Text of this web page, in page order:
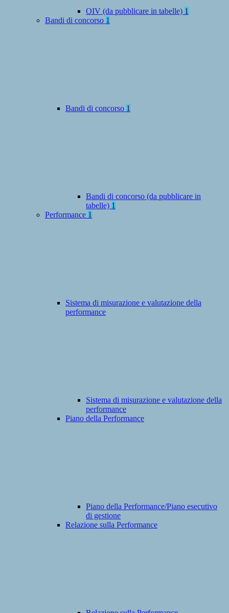
OIV (da pubblicare in tabelle) 1
Bandi di concorso 1
Bandi di concorso 1
Bandi di concorso (da pubblicare in
tabelle) 1
Performance 1
Sistema di misurazione e valutazione della
performance
Sistema di misurazione e valutazione della
performance
Piano della Performance
Piano della Performance/Piano esecutivo
di gestione
Relazione sulla Performance